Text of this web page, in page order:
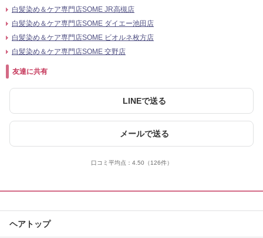
白髪染め＆ケア専門店SOME JR高槻店
白髪染め＆ケア専門店SOME ダイエー池田店
白髪染め＆ケア専門店SOME ビオルネ枚方店
白髪染め＆ケア専門店SOME 交野店
友達に共有
LINEで送る
メールで送る
口コミ平均点： 4.50 （126件）
ヘアトップ